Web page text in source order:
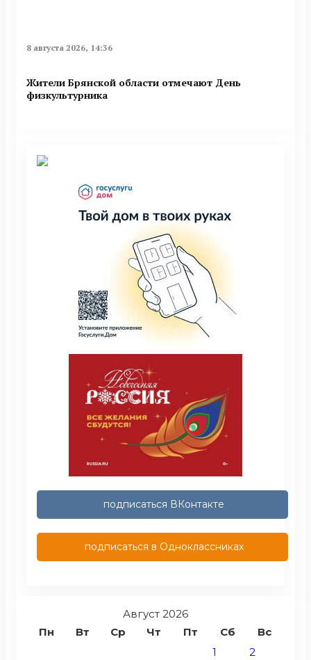
8 августа 2026, 14:36
Жители Брянской области отмечают День
физкультурника
подписаться ВКонтакте
подписаться в Одноклассниках
Август 2026
Пн
Вт Ср Чт Пт Сб Вс
1
2